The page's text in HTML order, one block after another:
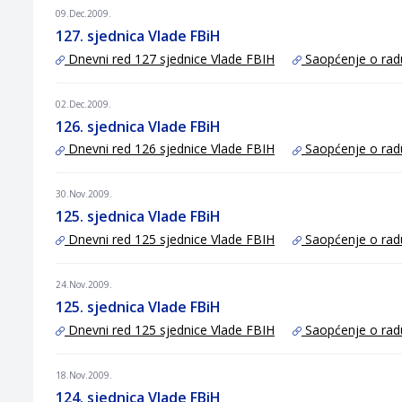
09.Dec.2009.
127. sjednica Vlade FBiH
Dnevni red 127 sjednice Vlade FBIH Saopćenje o
02.Dec.2009.
126. sjednica Vlade FBiH
Dnevni red 126 sjednice Vlade FBIH Saopćenje o
30.Nov.2009.
125. sjednica Vlade FBiH
Dnevni red 125 sjednice Vlade FBIH Saopćenje o
24.Nov.2009.
125. sjednica Vlade FBiH
Dnevni red 125 sjednice Vlade FBIH Saopćenje o
18.Nov.2009.
124. sjednica Vlade FBiH